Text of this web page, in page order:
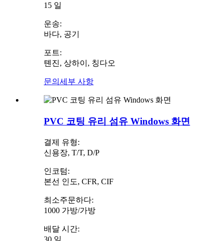
15 일
운송:
바다, 공기
포트:
톈진, 상하이, 칭다오
문의 세부 사항
PVC 코팅 유리 섬유 Windows 화면
결제 유형:
신용장, T/T, D/P
인코텀:
본선 인도, CFR, CIF
최소주문하다:
1000 가방/가방
배달 시간:
30 일